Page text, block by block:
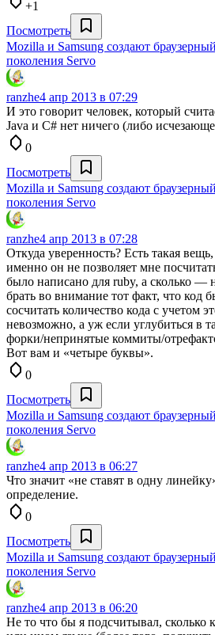
+1
Посмотреть
Mozilla и Samsung создают
поколения Servo
ranzhe4 апр 2013 в 07:29
И это говорит человек, который
Java и C# нет ничего (либо
0
Посмотреть
Mozilla и Samsung создают
поколения Servo
ranzhe4 апр 2013 в 07:28
Откуда уверенность? Есть такая
именно он не позволяет мне
было написано для ruby, а сколько —
брать во внимание тот факт, что код
сосчитать количество кода с учетом
невозможно, а уж если углубиться в
форки/непринятые коммиты/
Вот вам и «четыре буквы».
0
Посмотреть
Mozilla и Samsung создают
поколения Servo
ranzhe4 апр 2013 в 06:27
Что значит «не ставят в одну
определение.
0
Посмотреть
Mozilla и Samsung создают
поколения Servo
ranzhe4 апр 2013 в 06:20
Не то что бы я подсчитывал, сколько